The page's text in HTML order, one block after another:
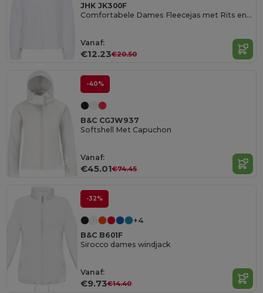
JHK JK300F
Comfortabele Dames Fleecejas met Rits en Zakken
Vanaf:
€12.23€20.50
-40%
B&C CGJW937
Softshell Met Capuchon
Vanaf:
€45.01€74.45
-32%
+4
B&C B601F
Sirocco dames windjack
Vanaf:
€9.73€14.40